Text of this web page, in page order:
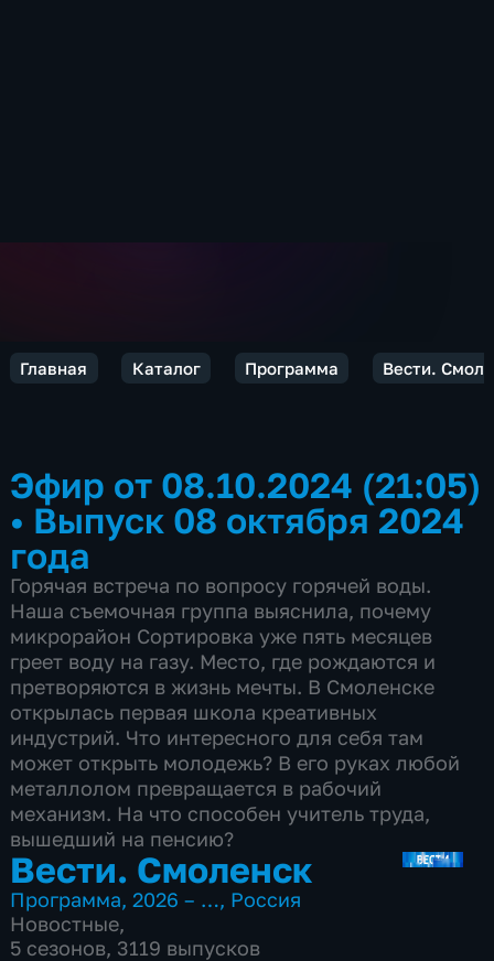
Главная Каталог Программа Вести.
Эфир от 08.10.2024 (21:05)
• Выпуск 08 октября 2024
года
Горячая встреча по вопросу горячей воды.
Наша съемочная группа выяснила, почему
микрорайон Сортировка уже пять месяцев
греет воду на газу. Место, где рождаются и
претворяются в жизнь мечты. В Смоленске
открылась первая школа креативных
индустрий. Что интересного для себя там
может открыть молодежь? В его руках любой
металлолом превращается в рабочий
механизм. На что способен учитель труда,
вышедший на пенсию?
Вести. Смоленск
Программа,2026 – …, Россия
Новостные,
5 сезонов, 3119 выпусков